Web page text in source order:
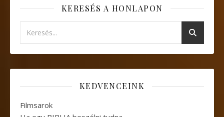
KERESÉS A HONLAPON
KEDVENCEINK
Filmsarok